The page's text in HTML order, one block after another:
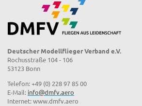
Deutscher Modellflieger Verband e.V.
Rochusstraße 104 - 106
53123 Bonn
Telefon: +49 (0) 228 97 85 00
E-Mail: info@dmfv.aero
Internet: www.dmfv.aero